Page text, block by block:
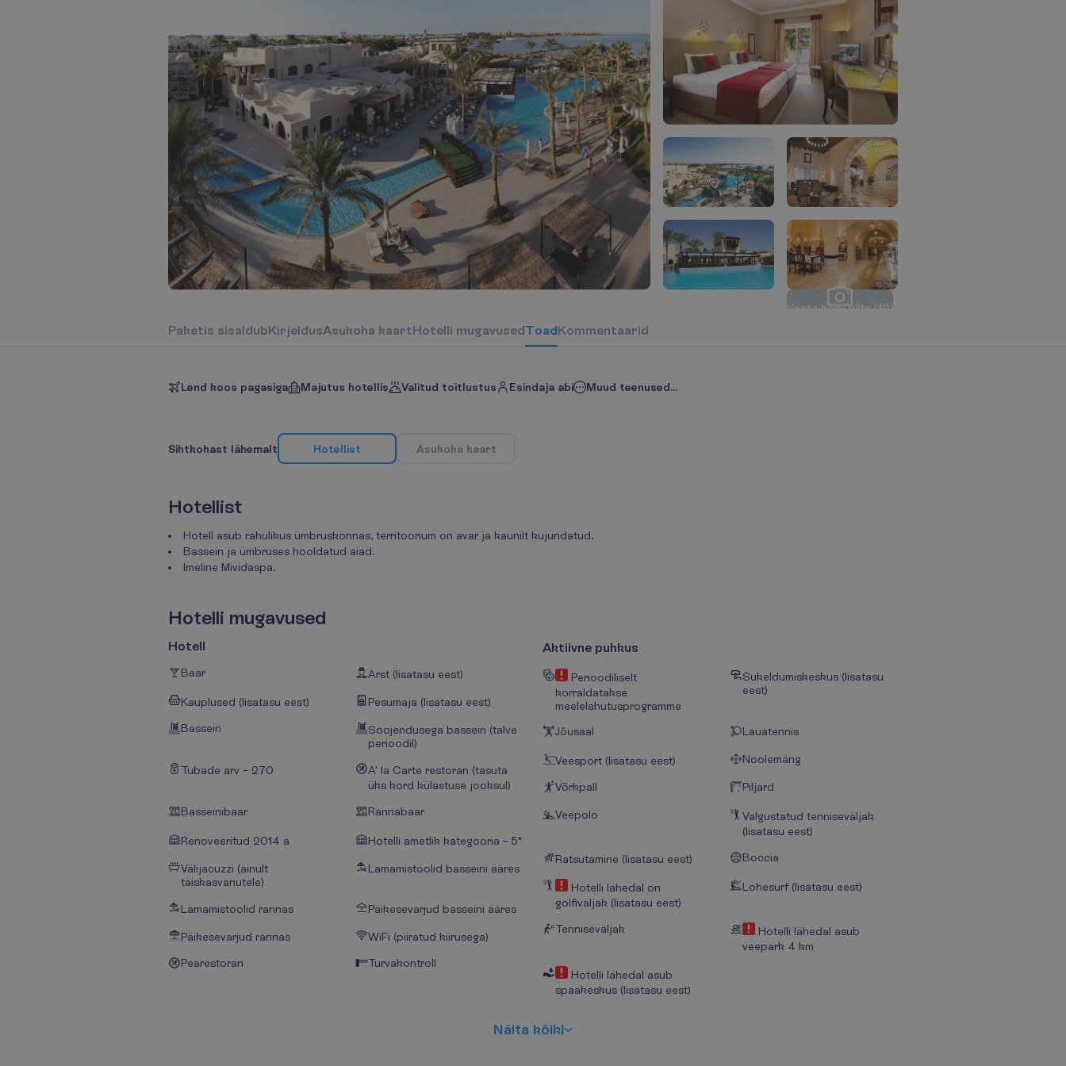
Vaata kõiki pilte (12)
Paketis sisaldubKirjeldusAsukoha kaartHotelli mugavusedToadKommentaarid
Lend koos pagasiga Majutus hotellis Valitud toitlustus Esindaja abi Muud teenused...
Sihtkohast lähemalt Hotellist Asukoha kaart
Hotellist
Hotell asub rahulikus ümbruskonnas, territoorium on avar ja kaunilt kujundatud.
Bassein ja ümbruses hooldatud aiad.
Imeline Mividaspa.
Hotelli mugavused
Hotell
Baar Arst (lisatasu eest)
Kauplused (lisatasu eest) Pesumaja (lisatasu eest)
Bassein
Soojendusega bassein (talve
perioodil)
Tubade arv – 270
A' la Carte restoran (tasuta
üks kord külastuse jooksul)
Basseinibaar Rannabaar
Renoveeritud 2014 a Hotelli ametlik kategooria – 5*
Välijacuzzi (ainult
täiskasvanutele)
Lamamistoolid basseini ääres
Lamamistoolid rannas Päikesevarjud basseini ääres
Päikesevarjud rannas WiFi (piiratud kiirusega)
Pearestoran Turvakontroll
Aktiivne puhkus
Perioodiliselt
korraldatakse
meelelahutusprogramme
Sukeldumiskeskus (lisatasu
eest)
Jõusaal Lauatennis
Veesport (lisatasu eest) Noolemäng
Võrkpall Piljard
Veepolo
Valgustatud tenniseväljak
(lisatasu eest)
Ratsutamine (lisatasu eest) Boccia
Hotelli lähedal on
golfiväljak (lisatasu eest)
Lohesurf (lisatasu eest)
Tenniseväljak
Hotelli lähedal asub
veepark 4 km
Hotelli lähedal asub
spaakeskus (lisatasu eest)
Näita kõiki